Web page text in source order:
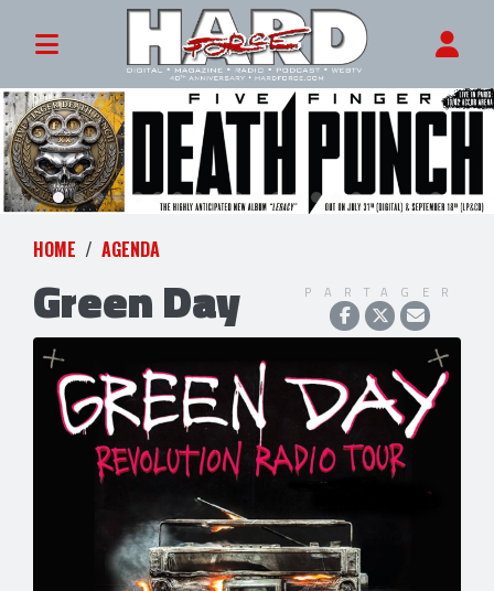
HOME AGENDA
Green Day PARTAGER